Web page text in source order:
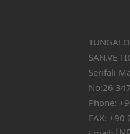
SAN.VE
Serıfalı
No:26
Phone:
FAX: +90